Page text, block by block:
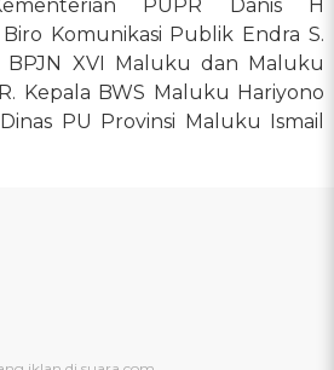
PUPR Danis H
Komunikasi Publik Endra S.
BPJN XVI Maluku dan Maluku
Kepala BWS Maluku Hariyono
PU Provinsi Maluku Ismail